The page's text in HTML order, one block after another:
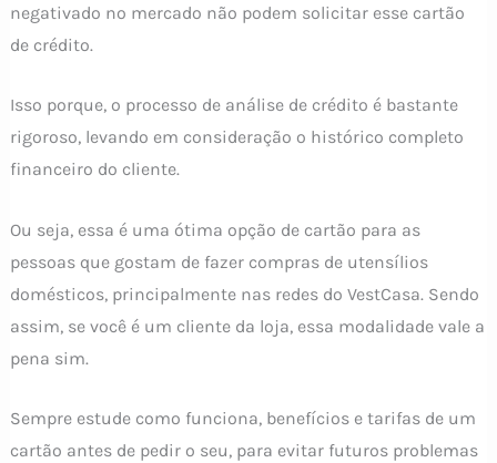
negativado no mercado não podem solicitar esse cartão
de crédito.
Isso porque, o processo de análise de crédito é bastante
rigoroso, levando em consideração o histórico completo
financeiro do cliente.
Ou seja, essa é uma ótima opção de cartão para as
pessoas que gostam de fazer compras de utensílios
domésticos, principalmente nas redes do VestCasa. Sendo
assim, se você é um cliente da loja, essa modalidade vale a
pena sim.
Sempre estude como funciona, benefícios e tarifas de um
cartão antes de pedir o seu, para evitar futuros problemas